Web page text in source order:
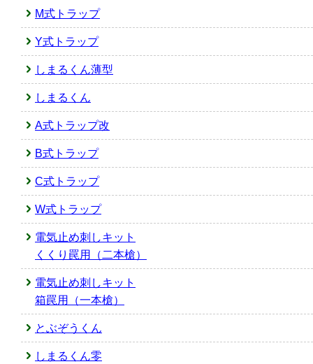
M式トラップ
Y式トラップ
しまるくん薄型
しまるくん
A式トラップ改
B式トラップ
C式トラップ
W式トラップ
電気止め刺しキット
くくり罠用（二本槍）
電気止め刺しキット
箱罠用（一本槍）
とぶぞうくん
しまるくん零